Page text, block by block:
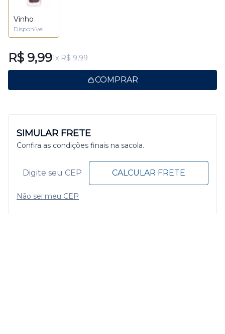
Vinho
Disponível
R$ 9,991x R$ 9,99
COMPRAR
SIMULAR FRETE
Confira as condições finais na sacola.
CALCULAR FRETE
Não sei meu CEP